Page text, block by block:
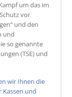
um das im
vor
und den
und
so genannte
(TSE) und
wir Ihnen die
und